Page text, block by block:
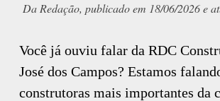
Da Redação, publicado em 18/06/2026 e
Você já ouviu falar da RDC
José dos Campos? Estamos
construtoras mais importantes da